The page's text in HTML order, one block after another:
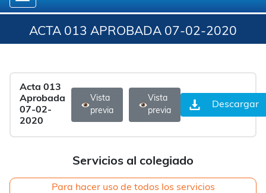
ACTA 013 APROBADA 07-02-2020
Servicios al colegiado
Para hacer uso de todos los servicios
Acta 013
Aprobada
07-02-
2020
Vista
previa
Vista
previa
Descargar